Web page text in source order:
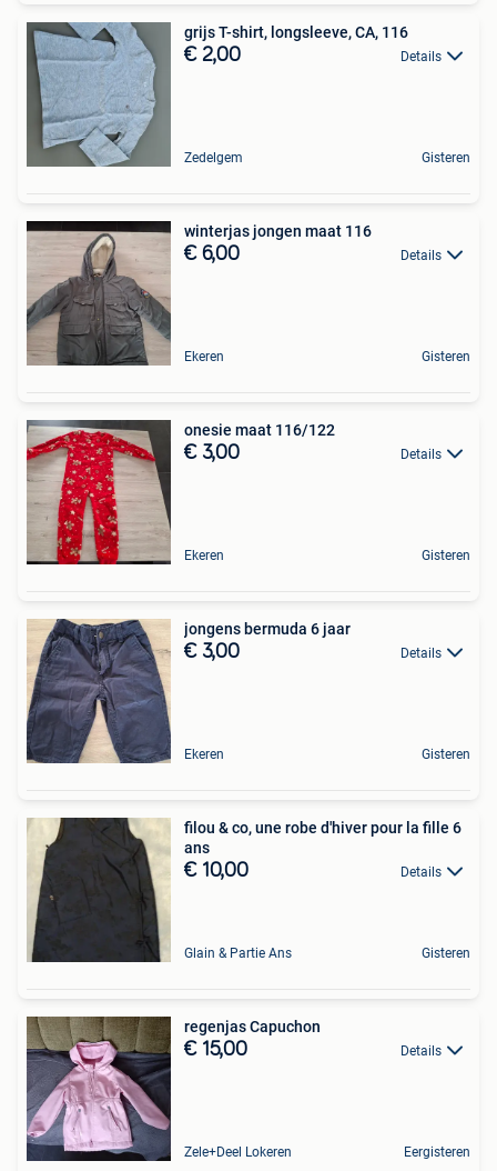
grijs T-shirt, longsleeve, CA, 116
€ 2,00 Details
Zedelgem Gisteren
winterjas jongen maat 116
€ 6,00 Details
Ekeren Gisteren
onesie maat 116/122
€ 3,00 Details
Ekeren Gisteren
jongens bermuda 6 jaar
€ 3,00 Details
Ekeren Gisteren
filou & co, une robe d'hiver pour la fille 6
ans
€ 10,00 Details
Glain & Partie Ans Gisteren
regenjas Capuchon
€ 15,00 Details
Zele+Deel Lokeren Eergisteren